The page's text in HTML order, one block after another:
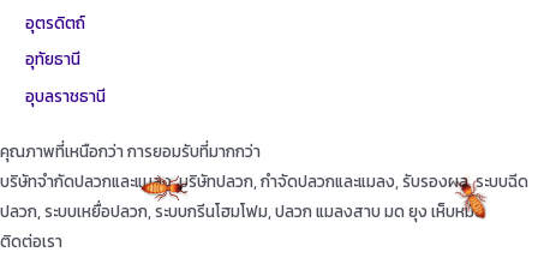
อุตรดิตถ์
อุทัยธานี
อุบลราชธานี
คุณภาพที่เหนือกว่า การยอมรับที่มากกว่า
บริษัทจำกัดปลวกและแมลง, บริษัทปลวก, กำจัดปลวกและแมลง, รับรองผล, ระบบฉีด
ปลวก, ระบบเหยื่อปลวก, ระบบกรีนโฮมโฟม, ปลวก แมลงสาบ มด ยุง เห็บหมัด
ติดต่อเรา